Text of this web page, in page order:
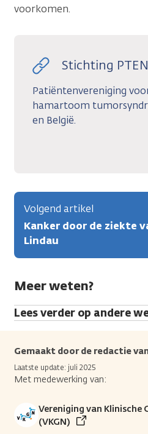
voorkomen.
Stichting PTEN
Patiëntenvereniging
hamartoom
en België.
Volgend artikel
Kanker door de ziekte
Lindau
Meer weten?
Lees verder op andere
Gemaakt door de redactie
Laatste update: juli 2025
Met medewerking van:
Vereniging van Klinische
(VKGN)